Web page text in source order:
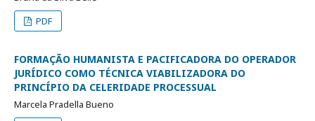
PDF
FORMAÇÃO HUMANISTA E PACIFICADORA DO OPERADOR
JURÍDICO COMO TÉCNICA VIABILIZADORA DO
PRINCÍPIO DA CELERIDADE PROCESSUAL
Marcela Pradella Bueno